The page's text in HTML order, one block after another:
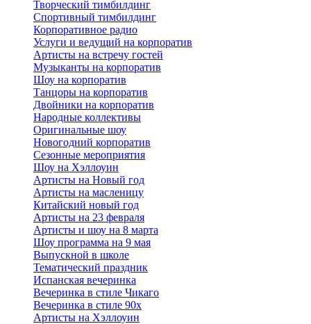
Творческий тимбилдинг
Спортивный тимбилдинг
Корпоративное радио
Услуги и ведущий на корпоратив
Артисты на встречу гостей
Музыканты на корпоратив
Шоу на корпоратив
Танцоры на корпоратив
Двойники на корпоратив
Народные коллективы
Оригинальные шоу
Новогодний корпоратив
Сезонные мероприятия
Шоу на Хэллоуин
Артисты на Новый год
Артисты на масленицу
Китайский новый год
Артисты на 23 февраля
Артисты и шоу на 8 марта
Шоу программа на 9 мая
Выпускной в школе
Тематический праздник
Испанская вечеринка
Вечеринка в стиле Чикаго
Вечеринка в стиле 90х
Артисты на Хэллоуин